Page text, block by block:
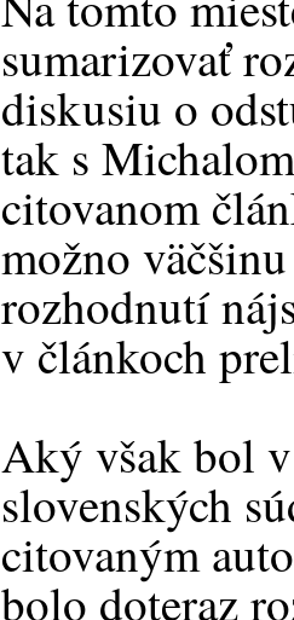
sumarizovať
diskusiu o
tak s
citovanom
možno
rozhodnutí
v článkoch
Aký však bol
slovenských
citovaným
bolo doteraz